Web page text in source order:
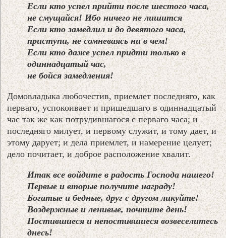
Если кто успел прийти после шестого часа,
не смущайся! Ибо ничего не лишится
Если кто замедлил и до девятого часа,
приступи, не сомневаясь ни в чем!
Если кто даже успел придти только в
одиннадцатый час,
не бойся замедления!
Домовладыка любочестив, приемлет последняго, как
перваго, успокоивает и пришедшаго в одиннадцатый
час так же как потрудившагося с перваго часа; и
последняго милует, и первому служит, и тому дает, и
этому дарует; и дела приемлет, и намерение целует;
дело почитает, и доброе расположение хвалит.
Итак все войдите в радость Господа нашего!
Первые и вторые получите награду!
Богатые и бедные, друг с другом ликуйте!
Воздержные и ленивые, почтите день!
Постившиеся и непостившиеся возвеселитесь
днесь!